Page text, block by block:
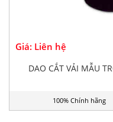
Giá: Liên hệ
DAO CẮT VẢI MẪU
100% Chính hãng